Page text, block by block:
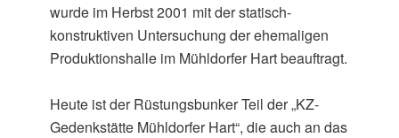
wurde im Herbst 2001 mit der statisch-
konstruktiven Untersuchung der ehemaligen
Produktionshalle im Mühldorfer Hart beauftragt.
Heute ist der Rüstungsbunker Teil der „KZ-
Gedenkstätte Mühldorfer Hart“, die auch an das